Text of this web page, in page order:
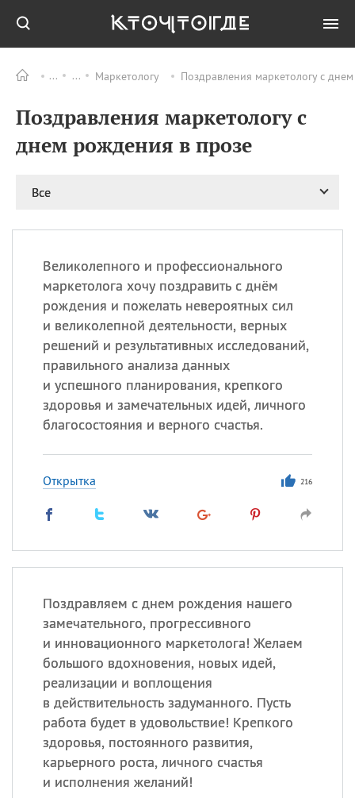
Маркетологу Поздравления маркетологу с
Поздравления маркетологу с
днем рождения в прозе
Все
Великолепного и профессионального
маркетолога хочу поздравить с днём
рождения и пожелать невероятных сил
и великолепной деятельности, верных
решений и результативных исследований,
правильного анализа данных
и успешного планирования, крепкого
здоровья и замечательных идей, личного
благосостояния и верного счастья.
Открытка 216
Поздравляем с днем рождения нашего
замечательного, прогрессивного
и инновационного маркетолога! Желаем
большого вдохновения, новых идей,
реализации и воплощения
в действительность задуманного. Пусть
работа будет в удовольствие! Крепкого
здоровья, постоянного развития,
карьерного роста, личного счастья
и исполнения желаний!
ПРАЗДНИКИ Все
06.08 Преображение
Господне у западных
христиан
Романа и Давида
07.08
мучеников
07.08
Национальный день
маяка
Годовщина битвы при
Бояка
ИМЕНА
Все
Сегодня празднуют именины
, Афанасий,Борис
происхождение